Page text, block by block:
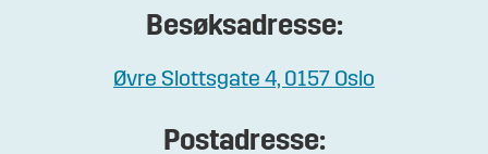
Besøksadresse:
Øvre Slottsgate 4, 0157 Oslo
Postadresse: